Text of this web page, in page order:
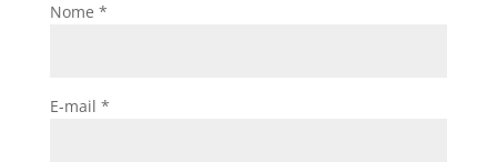
Nome *
E-mail *